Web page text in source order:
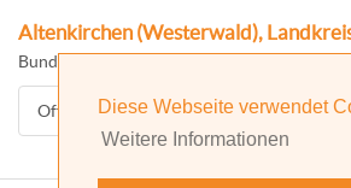
Diese Webseite verwendet
Weitere Informationen
Altenkirchen (Westerwald),
Bundesland: Rheinland-Pfalz
Offizielle Homepage